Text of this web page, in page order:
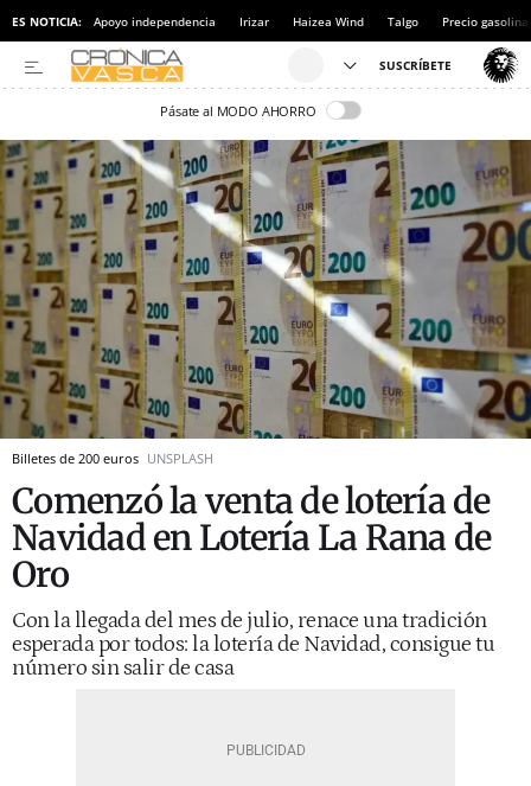
ES NOTICIA: Apoyo independencia Irizar Haizea Wind Talgo Precio gasolina
Pásate al MODO AHORRO
Billetes de 200 euros UNSPLASH
Comenzó la venta de lotería de
Navidad en Lotería La Rana de
Oro
Con la llegada del mes de julio, renace una tradición
esperada por todos: la lotería de Navidad, consigue tu
número sin salir de casa